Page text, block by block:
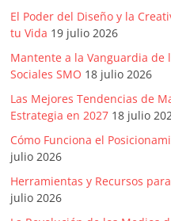
El Poder del Diseño y la
tu Vida 19 julio 2026
Mantente a la Vanguardia de
Sociales SMO 18 julio 2026
Las Mejores Tendencias de
Estrategia en 2027 18 julio
Cómo Funciona el
julio 2026
Herramientas y Recursos
julio 2026